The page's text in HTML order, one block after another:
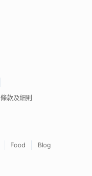
條款及細則
Food
Blog